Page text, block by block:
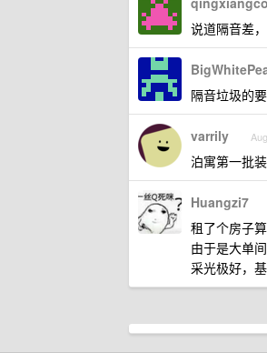
说道隔音差
隔音垃圾的
varrily
泊寓第一批
Huangzi7
租了个房子
由于是大单
采光极好，